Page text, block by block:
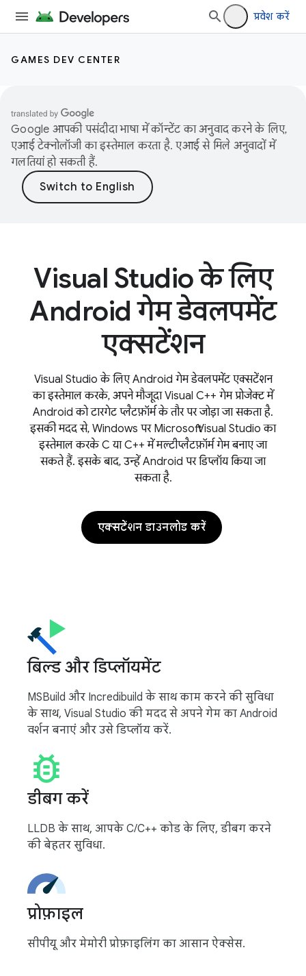
प्रवेश करें
GAMES DEV CENTER
Google आपकी पसंदीदा भाषा में कॉन्टेंट का अनुवाद करने के लिए,
एआई टेक्नोलॉजी का इस्तेमाल करता है. एआई से मिले अनुवादों में
गलतियां हो सकती हैं.
Visual Studio के लिए
Android गेम डेवलपमेंट
एक्सटेंशन
Visual Studio के लिए Android गेम डेवलपमेंट एक्सटेंशन
का इस्तेमाल करके, अपने मौजूदा Visual C++ गेम प्रोजेक्ट में
Android को टारगेट प्लैटफ़ॉर्म के तौर पर जोड़ा जा सकता है.
इसकी मदद से, Windows पर Microsoft Visual Studio का
इस्तेमाल करके C या C++ में मल्टीप्लैटफ़ॉर्म गेम बनाए जा
सकते हैं. इसके बाद, उन्हें Android पर डिप्लॉय किया जा
सकता है.
एक्सटेंशन डाउनलोड करें
बिल्ड और डिप्लॉयमेंट
MSBuild और Incredibuild के साथ काम करने की सुविधा
के साथ, Visual Studio की मदद से अपने गेम का Android
वर्शन बनाएं और उसे डिप्लॉय करें.
डीबग करें
LLDB के साथ, आपके C/C++ कोड के लिए, डीबग करने
की बेहतर सुविधा.
प्रोफ़ाइल
सीपीयू और मेमोरी प्रोफ़ाइलिंग का आसान ऐक्सेस.